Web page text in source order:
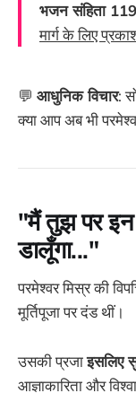
भजन संहिता
मार्ग के लिए
💬 आधुनिक विचार:
क्या आप अब भी
"मैं तुझ पर इन
डालूँगा..."
परमेश्वर मिस्र की
मूर्तिपूजा पर दंड थीं।
उसकी प्रजाइसलिए
आज्ञाकारिता और